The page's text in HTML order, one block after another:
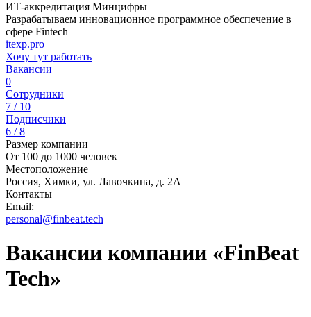
ИТ-аккредитация Минцифры
Разрабатываем инновационное программное обеспечение в
сфере Fintech
itexp.pro
Хочу тут работать
Вакансии
0
Сотрудники
7 / 10
Подписчики
6 / 8
Размер компании
От 100 до 1000 человек
Местоположение
Россия, Химки, ул. Лавочкина, д. 2А
Контакты
Email:
personal@finbeat.tech
Вакансии компании «FinBeat
Tech»